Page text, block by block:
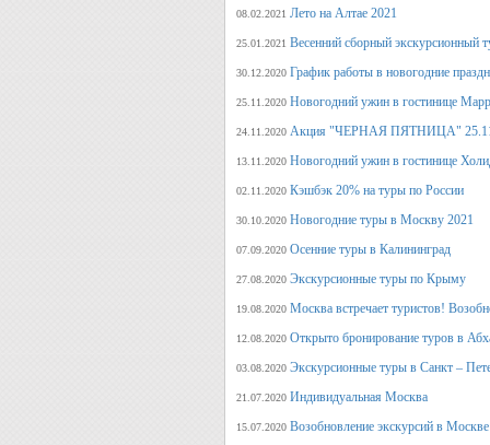
08.02.2021 Лето на Алтае 2021
25.01.2021 Весенний сборный экскурсионный
30.12.2020 График работы в новогодние
25.11.2020 Новогодний ужин в гостинице
24.11.2020 Акция "ЧЕРНАЯ ПЯТНИЦА"
13.11.2020 Новогодний ужин в гостинице
02.11.2020 Кэшбэк 20% на туры по России
30.10.2020 Новогодние туры в Москву 2021
07.09.2020 Осенние туры в Калининград
27.08.2020 Экскурсионные туры по Крыму
19.08.2020 Москва встречает туристов!
12.08.2020 Открыто бронирование туров в
03.08.2020 Экскурсионные туры в Санкт –
21.07.2020 Индивидуальная Москва
15.07.2020 Возобновление экскурсий в